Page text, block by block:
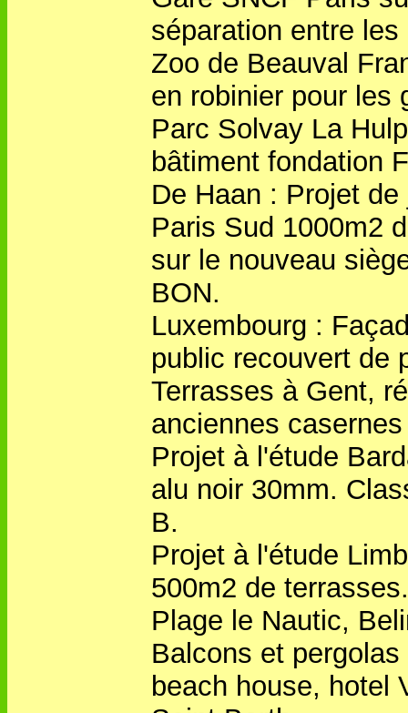
séparation entre
Zoo de Beauval
en robinier pour les
Parc Solvay La
bâtiment fondation
De Haan : Projet
Paris Sud 1000m2
sur le nouveau
BON.
Luxembourg :
public recouvert de
Terrasses à Gent,
anciennes
Projet à l'étude
alu noir 30mm.
B.
Projet à l'étude
500m2 de terrasses.
Plage le Nautic,
Balcons et
beach house, hotel